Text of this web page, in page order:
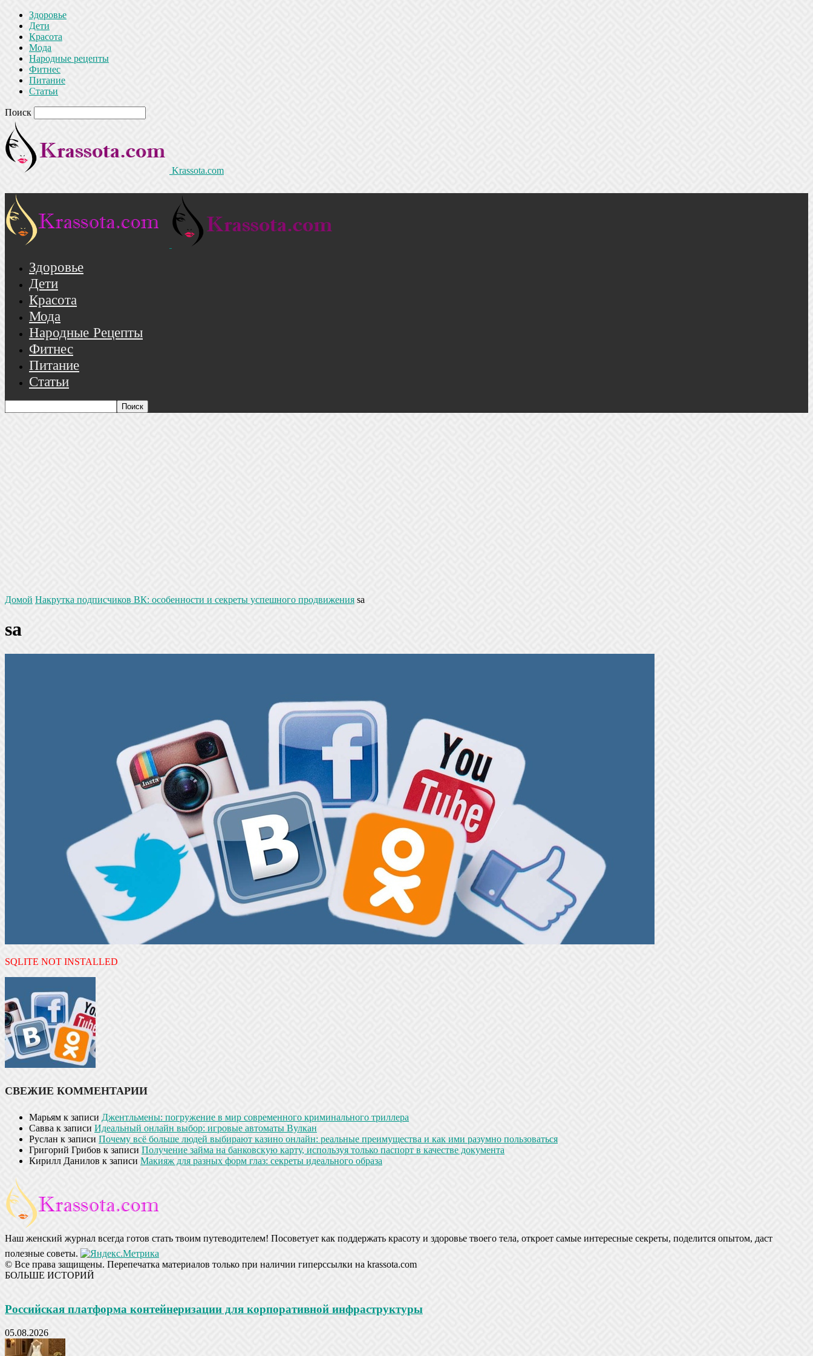
Здоровье
Дети
Красота
Мода
Народные рецепты
Фитнес
Питание
Статьи
Поиск
Krassota.com
Здоровье
Дети
Красота
Мода
Народные Рецепты
Фитнес
Питание
Статьи
Домой Накрутка подписчиков ВК: особенности и секреты успешного продвижения sa
sa
SQLITE NOT INSTALLED
СВЕЖИЕ КОММЕНТАРИИ
Марьям к записи Джентльмены: погружение в мир современного криминального триллера
Савва к записи Идеальный онлайн выбор: игровые автоматы Вулкан
Руслан к записи Почему всё больше людей выбирают казино онлайн: реальные преимущества и как ими разумно пользоваться
Григорий Грибов к записи Получение займа на банковскую карту, используя только паспорт в качестве документа
Кирилл Данилов к записи Макияж для разных форм глаз: секреты идеального образа
Наш женский журнал всегда готов стать твоим путеводителем! Посоветует как поддержать красоту и здоровье твоего тела, откроет самые интересные секреты, поделится опытом, даст
полезные советы.
© Все права защищены. Перепечатка материалов только при наличии гиперссылки на krassota.com
БОЛЬШЕ ИСТОРИЙ
Российская платформа контейнеризации для корпоративной инфраструктуры
05.08.2026